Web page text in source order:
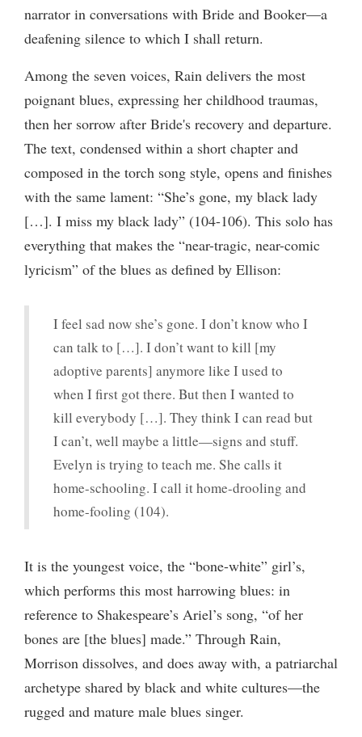
narrator in conversations with Bride and Booker—a
deafening silence to which I shall return.
Among the seven voices, Rain delivers the most
poignant blues, expressing her childhood traumas,
then her sorrow after Bride's recovery and departure.
The text, condensed within a short chapter and
composed in the torch song style, opens and finishes
with the same lament: “She’s gone, my black lady
[…]. I miss my black lady” (104-106). This solo has
everything that makes the “near-tragic, near-comic
lyricism” of the blues as defined by Ellison:
I feel sad now she’s gone. I don’t know who I
can talk to […]. I don’t want to kill [my
adoptive parents] anymore like I used to
when I first got there. But then I wanted to
kill everybody […]. They think I can read but
I can’t, well maybe a little—signs and stuff.
Evelyn is trying to teach me. She calls it
home-schooling. I call it home-drooling and
home-fooling (104).
It is the youngest voice, the “bone-white” girl’s,
which performs this most harrowing blues: in
reference to Shakespeare’s Ariel’s song, “of her
bones are [the blues] made.” Through Rain,
Morrison dissolves, and does away with, a patriarchal
archetype shared by black and white cultures—the
rugged and mature male blues singer.